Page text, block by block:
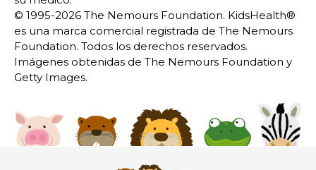
© 1995-2026 The Nemours Foundation. KidsHealth®
es una marca comercial registrada de The Nemours
Foundation. Todos los derechos reservados.
Imágenes obtenidas de The Nemours Foundation y
Getty Images.